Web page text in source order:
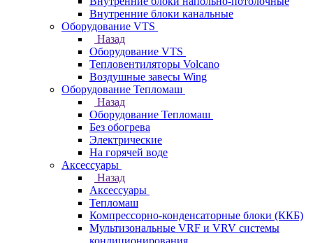
Внутренние блоки канальные
Оборудование VTS
Назад
Оборудование VTS
Тепловентиляторы Volcano
Воздушные завесы Wing
Оборудование Тепломаш
Назад
Оборудование Тепломаш
Без обогрева
Электрические
На горячей воде
Аксессуары
Назад
Аксессуары
Тепломаш
Компрессорно-конденсаторные блоки (ККБ)
Мультизональные VRF и VRV системы
кондиционирования